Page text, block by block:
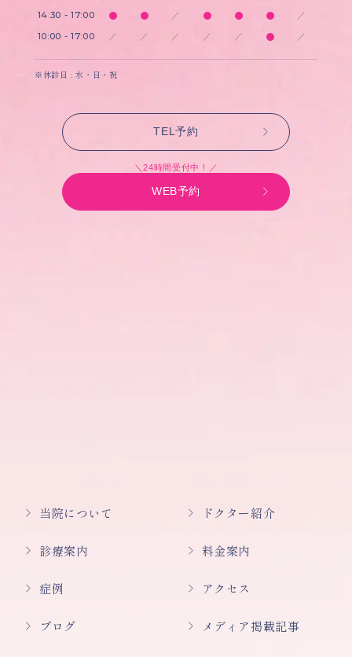
14:30 - 17:00 ／ ／
10:00 - 17:00 ／ ／ ／ ／ ／ ／
※休診日 : 水・日・祝
TEL予約
＼24時間受付中！／
WEB予約
当院について ドクター紹介
診療案内 料金案内
症例 アクセス
ブログ メディア掲載記事